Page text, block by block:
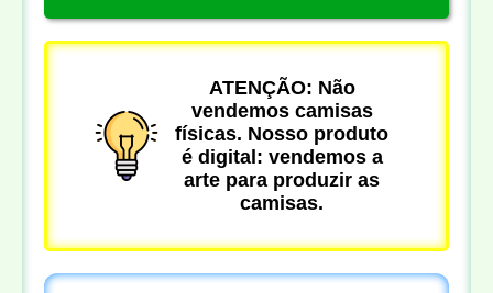
ATENÇÃO: Não
vendemos camisas
físicas. Nosso produto
é digital: vendemos a
arte para produzir as
camisas.